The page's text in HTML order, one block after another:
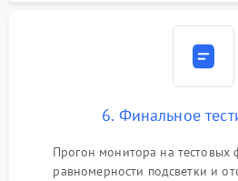
6. Финальное
Прогон монитора на тестовых
равномерности подсветки и